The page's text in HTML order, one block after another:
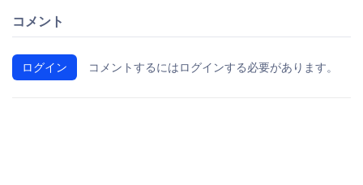
コメント
ログイン コメントするにはログインする必要があります。